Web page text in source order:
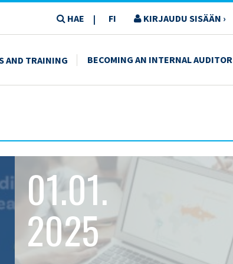
HAE | FI KIRJAUDU SISÄÄN ›
AND TRAINING BECOMING AN INTERNAL AUDITOR
01.01.
2025